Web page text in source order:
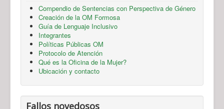
Compendio de Sentencias con Perspectiva de Género
Creación de la OM Formosa
Guía de Lenguaje Inclusivo
Integrantes
Políticas Públicas OM
Protocolo de Atención
Qué es la Oficina de la Mujer?
Ubicación y contacto
Fallos novedosos